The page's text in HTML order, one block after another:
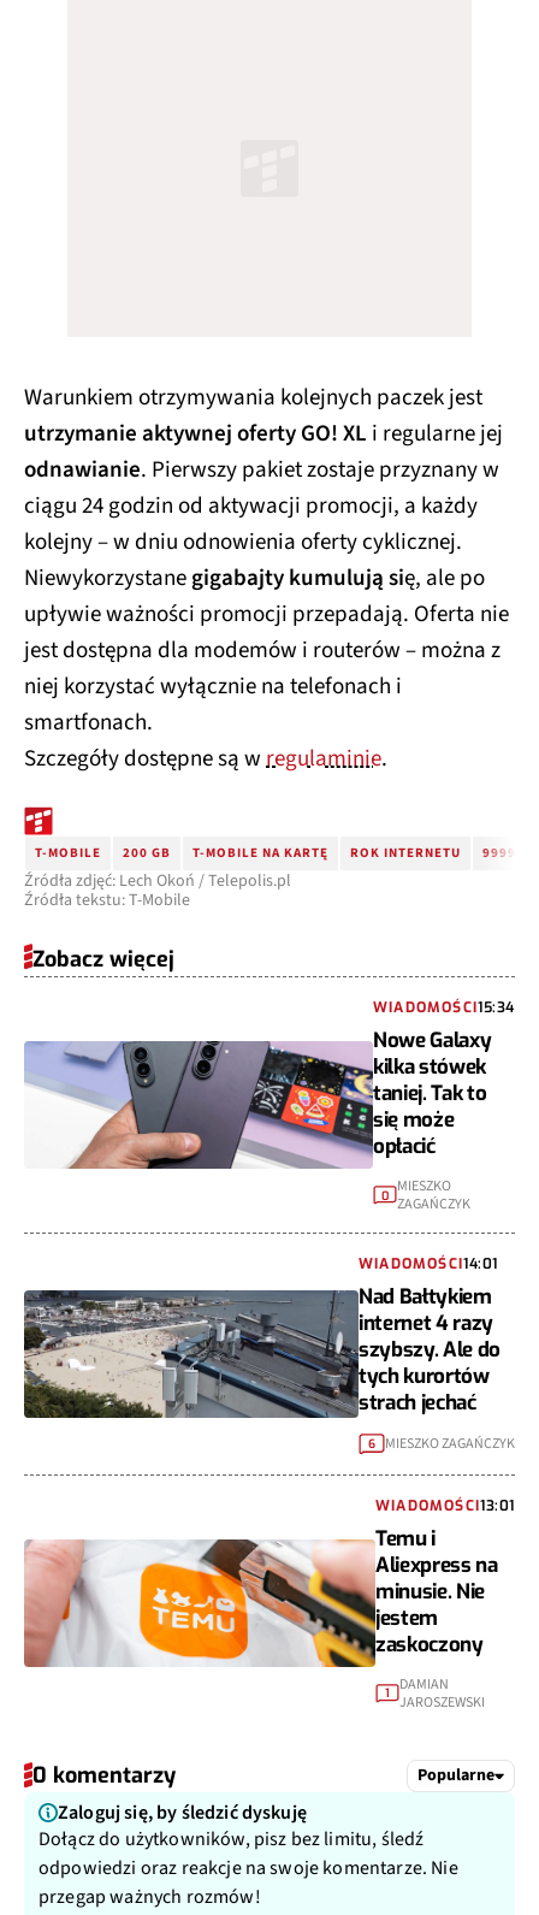
Warunkiem otrzymywania kolejnych paczek jest
utrzymanie aktywnej oferty GO! XL i regularne jej
odnawianie. Pierwszy pakiet zostaje przyznany w
ciągu 24 godzin od aktywacji promocji, a każdy
kolejny – w dniu odnowienia oferty cyklicznej.
Niewykorzystanegigabajty kumulują się, ale po
upływie ważności promocji przepadają. Oferta nie
jest dostępna dla modemów i routerów – można z
niej korzystać wyłącznie na telefonach i
smartfonach.
Szczegóły dostępne są wregulaminie.
T-MOBILE 200 GB T-MOBILE NA KARTĘ ROK INTERNETU 9999 GB
Źródła zdjęć: Lech Okoń / Telepolis.pl
Źródła tekstu: T-Mobile
Zobacz więcej
WIADOMOŚCI15:34
Nowe Galaxy
kilka stówek
taniej. Tak to
się może
opłacić
0
MIESZKO
ZAGAŃCZYK
WIADOMOŚCI14:01
Nad Bałtykiem
internet 4 razy
szybszy. Ale do
tych kurortów
strach jechać
6 MIESZKO ZAGAŃCZYK
WIADOMOŚCI13:01
Temu i
Aliexpress na
minusie. Nie
jestem
zaskoczony
1
DAMIAN
JAROSZEWSKI
0 komentarzy Popularne
Zaloguj się, by śledzić dyskuję
Dołącz do użytkowników, pisz bez limitu, śledź
odpowiedzi oraz reakcje na swoje komentarze. Nie
przegap ważnych rozmów!